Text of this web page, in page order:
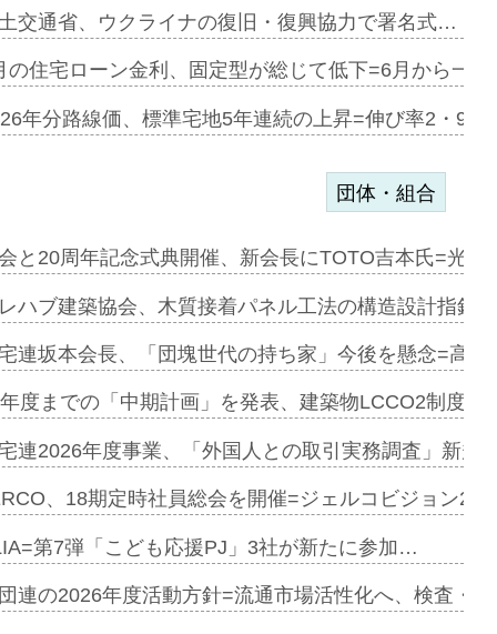
ンカフェ…
協業=お互…
コリビング…
交通省、ウクライナの復旧・復興協力で署名式…
の住宅ローン金利、固定型が総じて低下=6月から一
年分路線価、標準宅地5年連続の上昇=伸び率2・
を提案=P…
ンビ…
加=リンナ…
見込む=…
開始=三協…
団体・組合
と20周年記念式典開催、新会長にTOTO吉本氏=光
ハブ建築協会、木質接着パネル工法の構造設計指針
連坂本会長、「団塊世代の持ち家」今後を懸念=高
度までの「中期計画」を発表、建築物LCCO2制度
連2026年度事業、「外国人との取引実務調査」新規
、18期定時社員総会を開催=ジェルコビジョン
第7弾「こども応援PJ」3社が新たに参加…
連の2026年度活動方針=流通市場活性化へ、検査・